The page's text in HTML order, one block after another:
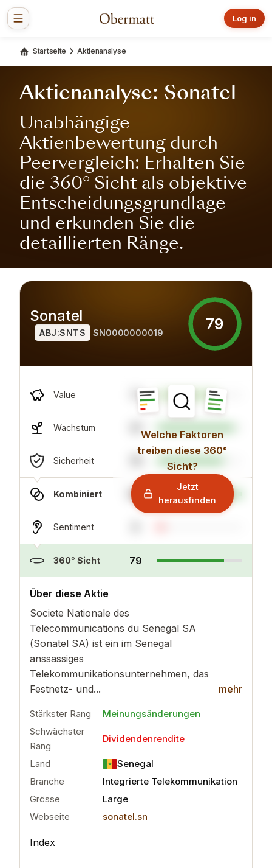
Log in
Startseite Aktienanalyse
Aktienanalyse: Sonatel
Unabhängige
Aktienbewertung durch
Peervergleich: Erhalten Sie
die 360° Sicht als objektive
Entscheidungsgrundlage
und erkunden Sie die
detaillierten Ränge.
Sonatel
ABJ:SNTS SN0000000019 79
Value 71
Wachstum 91
Sicherheit
Kombiniert 100
Sentiment
360° Sicht 79
Welche Faktoren
treiben diese 360°
Sicht?
Jetzt
herausfinden
Über diese Aktie
Societe Nationale des
Telecommunications du Senegal SA
(Sonatel SA) ist ein im Senegal
anssassiges
Telekommunikationsunternehmen, das
Festnetz- und...
mehr
mehr
Stärkster Rang
Meinungsänderungen
Schwächster
Rang
Dividendenrendite
Land
Senegal
Branche
Integrierte Telekommunikation
Grösse
Large
Webseite
sonatel.sn
Index